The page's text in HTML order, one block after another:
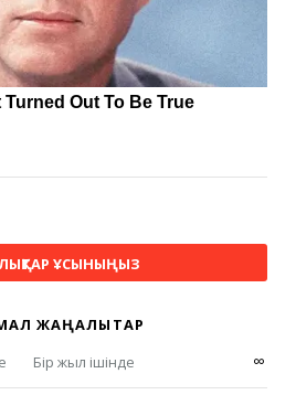
ҰСЫНЫҢЫЗ
ЖАҢАЛЫҚТАР
Бір жыл ішінде ∞